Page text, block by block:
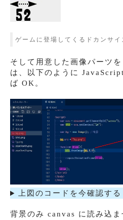
ゲームに登場してくるドカンサイ
そして用意した画像パーツ
は、以下のように
ば OK。
上図のコードを今確認する
背景のみ canvas に読み込